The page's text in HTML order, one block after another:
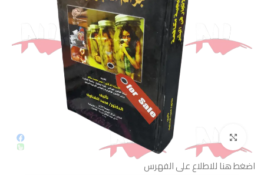
Click to enlarge
اضغط هنا للاطلاع على الفهرس